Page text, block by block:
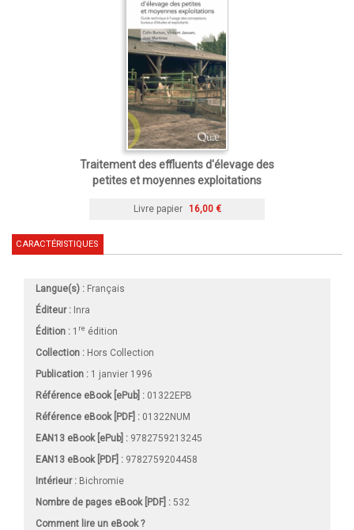
Traitement des effluents d'élevage des
petites et moyennes exploitations
Livre papier 16,00 €
CARACTÉRISTIQUES
Langue(s) : Français
Éditeur : Inra
Édition : 1 re édition
Collection : Hors Collection
Publication : 1 janvier 1996
Référence eBook [ePub] : 01322EPB
Référence eBook [PDF] : 01322NUM
EAN13 eBook [ePub] : 9782759213245
EAN13 eBook [PDF] : 9782759204458
Intérieur : Bichromie
Nombre de pages eBook [PDF] : 532
Comment lire un eBook ?